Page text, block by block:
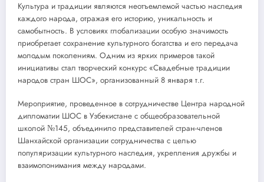
Культура и традиции являются неотъемлемой частью наследия
каждого народа, отражая его историю, уникальность и
самобытность. В условиях глобализации особую значимость
приобретает сохранение культурного богатства и его передача
молодым поколениям. Одним из ярких примеров такой
инициативы стал творческий конкурс «Свадебные традиции
народов стран ШОС», организованный 8 января т.г.
Мероприятие, проведенное в сотрудничестве Центра народной
дипломатии ШОС в Узбекистане с общеобразовательной
школой №145, объединило представителей стран-членов
Шанхайской организации сотрудничества с целью
популяризации культурного наследия, укрепления дружбы и
взаимопонимания между народами.